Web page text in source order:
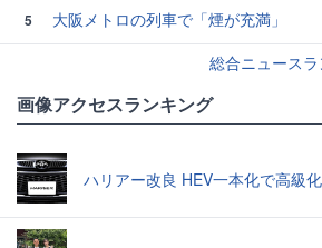
5
大阪メトロの列車で「煙が充満」
総合ニュース
画像アクセスランキング
ハリアー改良 HEV一本化で高級化